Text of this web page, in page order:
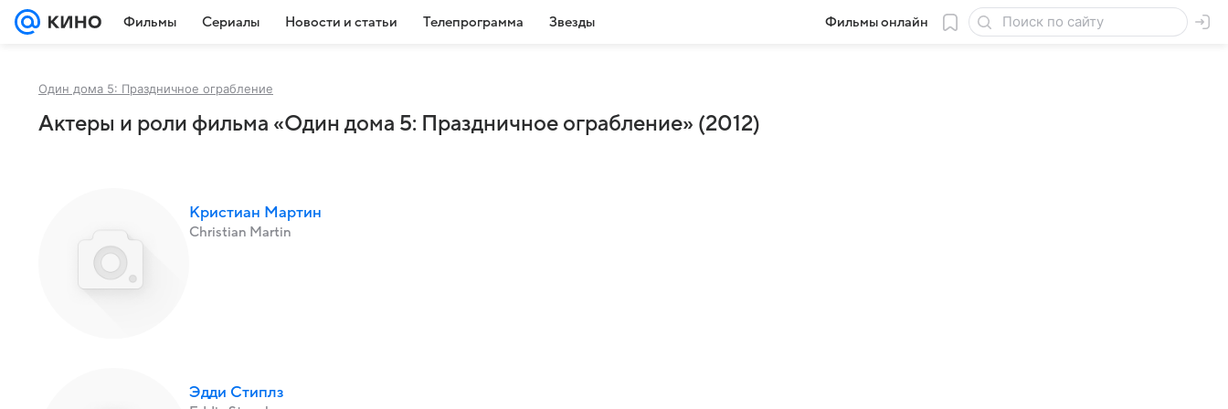
Фильмы Сериалы Новости и статьи Телепрограмма Звезды Фильмы онлайн
Один дома 5: Праздничное ограбление
Актеры и роли фильма «Один дома 5: Праздничное ограбление» (2012)
Кристиан Мартин
Christian Martin
Эдди Стиплз